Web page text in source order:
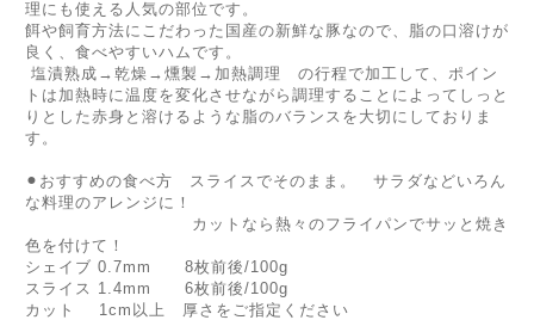
理にも使える人気の部位です。
餌や飼育方法にこだわった国産の新鮮な豚なので、脂の口溶けが
良く、食べやすいハムです。
塩漬熟成→乾燥→燻製→加熱調理 の行程で加工して、ポイン
トは加熱時に温度を変化させながら調理することによってしっと
りとした赤身と溶けるような脂のバランスを大切にしておりま
す。
⚫︎おすすめの食べ方 スライスでそのまま。 サラダなどいろん
な料理のアレンジに！
カットなら熱々のフライパンでサッと焼き
色を付けて！
シェイブ 0.7mm 8枚前後/100g
スライス 1.4mm 6枚前後/100g
カット 1cm以上 厚さをご指定ください